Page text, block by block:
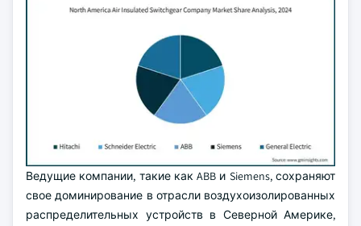
Ведущие компании, такие как ABB и Siemens, сохраняют
свое доминирование в отрасли воздухоизолированных
распределительных устройств в Северной Америке,